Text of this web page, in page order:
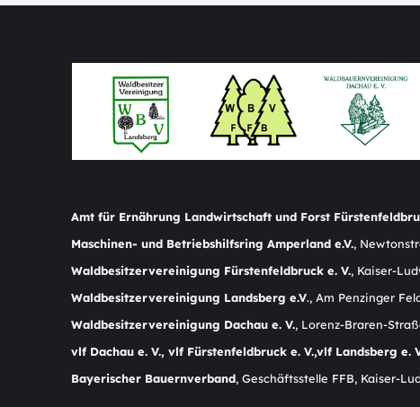
Amt für Ernährung Landwirtschaft und Forst
Maschinen- und Betriebshilfsring Amperland e.V.,
Waldbesitzervereinigung Fürstenfeldbruck e. V., Kaiser-
Waldbesitzervereinigung Landsberg e.V., Am Penzinger
Waldbesitzervereinigung Dachau e. V., Lorenz-Braren-
vlf Dachau e. V., vlf Fürstenfeldbruck e. V.,vlf Landsberg e.
Bayerischer Bauernverband, Geschäftsstelle FFB, Kaiser-